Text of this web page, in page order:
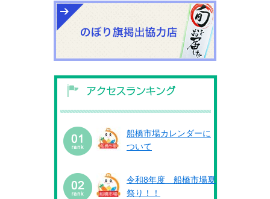
船橋市場カレンダーに
ついて
令和8年度 船橋市場夏
祭り！！